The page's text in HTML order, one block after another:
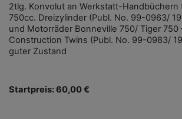
2tlg. Konvolut an Werkstatt-Handbüchern
750cc. Dreizylinder (Publ. No. 99-0963/
und Motorräder Bonneville 750/ Tiger 750
Construction Twins (Publ. No. 99-0983/
guter Zustand
Startpreis: 60,00 €